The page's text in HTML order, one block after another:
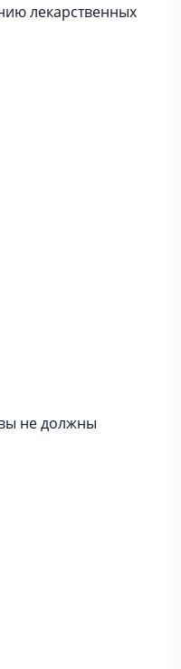
лекарственных
не должны